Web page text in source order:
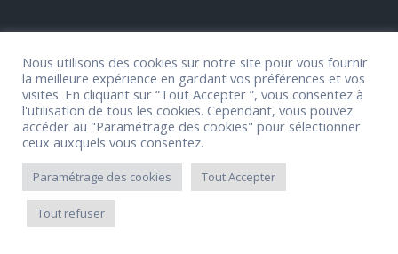
© 2017 Mikado-Themes
Nous utilisons des cookies sur notre site pour vous fournir
la meilleure expérience en gardant vos préférences et vos
visites. En cliquant sur “Tout Accepter ”, vous consentez à
l'utilisation de tous les cookies. Cependant, vous pouvez
accéder au "Paramétrage des cookies" pour sélectionner
ceux auxquels vous consentez.
Paramétrage des cookies Tout Accepter
Tout refuser